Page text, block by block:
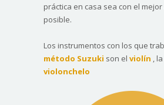
práctica en casa sea con el
posible.
Los instrumentos con los que
método Suzuki son el violín , la
violonchelo